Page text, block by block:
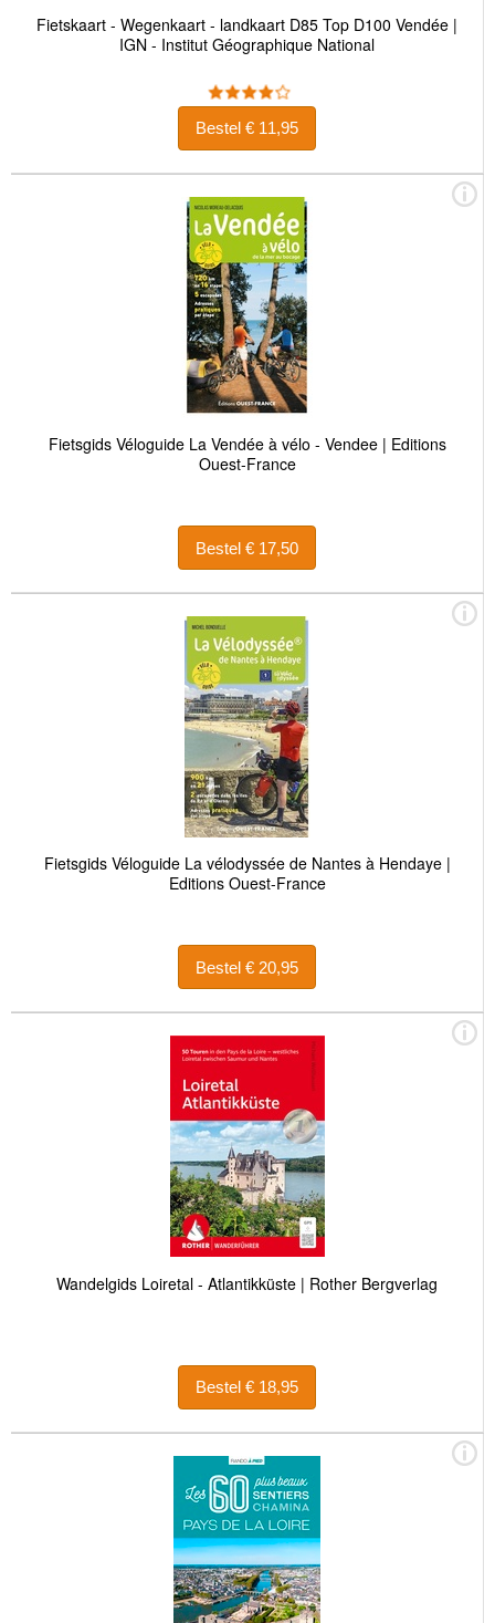
Fietskaart - Wegenkaart - landkaart D85 Top D100 Vendée |
IGN - Institut Géographique National
Bestel € 11,95
Fietsgids Véloguide La Vendée à vélo - Vendee | Editions
Ouest-France
Bestel € 17,50
Fietsgids Véloguide La vélodyssée de Nantes à Hendaye |
Editions Ouest-France
Bestel € 20,95
Wandelgids Loiretal - Atlantikküste | Rother Bergverlag
Bestel € 18,95